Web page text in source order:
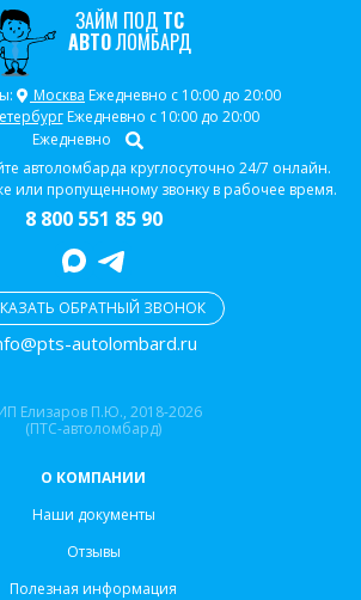
ЗАЙМ ПОД ТС
АВТОЛОМБАРД
Москва Ежедневно с 10:00 до 20:00
Ежедневно с 10:00 до 20:00
Ежедневно
автоломбарда круглосуточно 24/7 онлайн.
или пропущенному звонку в рабочее время.
8 800 551 85 90
ОБРАТНЫЙ ЗВОНОК
autolombard.ru
Елизаров П.Ю., 2018-2026
(ПТС-автоломбард)
О КОМПАНИИ
Наши документы
Отзывы
Полезная информация